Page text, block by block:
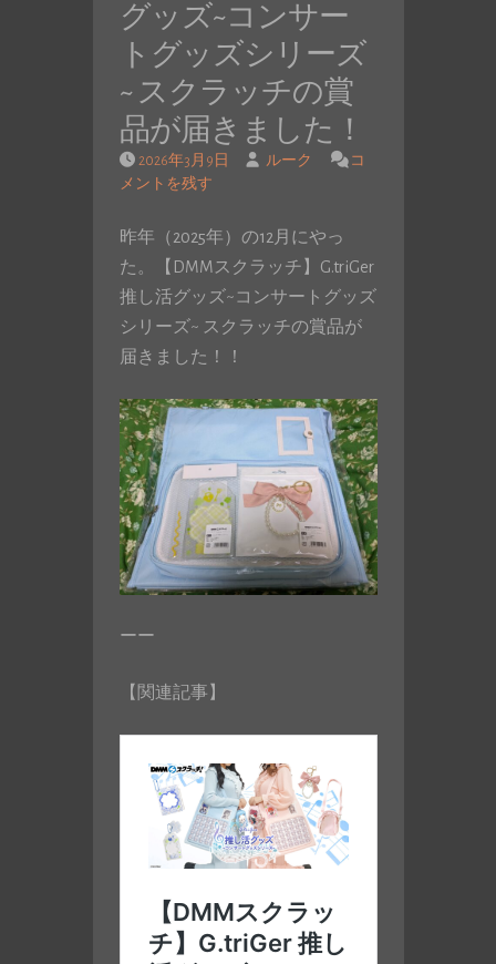
グッズ~コンサー
トグッズシリーズ
~ スクラッチの賞
品が届きました！
2026年3月9日 ルーク
コ
メントを残す
昨年（2025年）の12月にやっ
た。【DMMスクラッチ】G.triGer
推し活グッズ~コンサートグッズ
シリーズ~ スクラッチの賞品が
届きました！！
ーー
【関連記事】